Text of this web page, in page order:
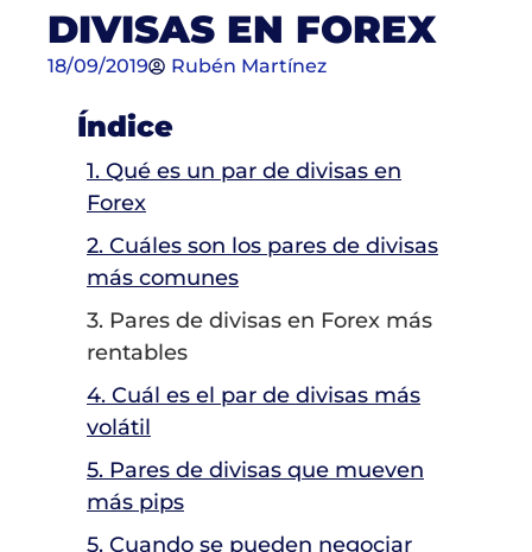
DIVISAS EN FOREX
18/09/2019 Rubén Martínez
Índice
1. Qué es un par de divisas en
Forex
2. Cuáles son los pares de divisas
más comunes
3. Pares de divisas en Forex más
rentables
4. Cuál es el par de divisas más
volátil
5. Pares de divisas que mueven
más pips
5. Cuando se pueden negociar